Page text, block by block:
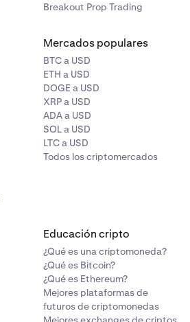
Breakout Prop Trading
Mercados populares
BTC a USD
ETH a USD
DOGE a USD
XRP a USD
ADA a USD
SOL a USD
LTC a USD
Todos los criptomercados
Educación cripto
¿Qué es una criptomoneda?
¿Qué es Bitcoin?
¿Qué es Ethereum?
Mejores plataformas de
futuros de criptomonedas